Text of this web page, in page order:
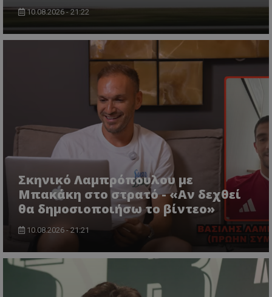
10.08.2026 - 21:22
Σκηνικό Λαμπρόπουλου με
Μπακάκη στο στρατό - «Αν δεχθεί
θα δημοσιοποιήσω το βίντεο»
10.08.2026 - 21:21